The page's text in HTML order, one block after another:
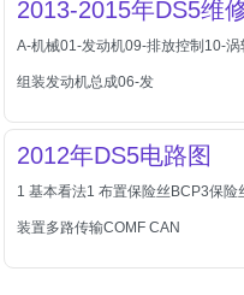
2013-2015年DS5维
A-机械01-发动机09-排放控制10-
组装发动机总成06-发
2012年DS5电路图
1 基本看法1 布置保险丝BCP3保
装置多路传输COMF CAN